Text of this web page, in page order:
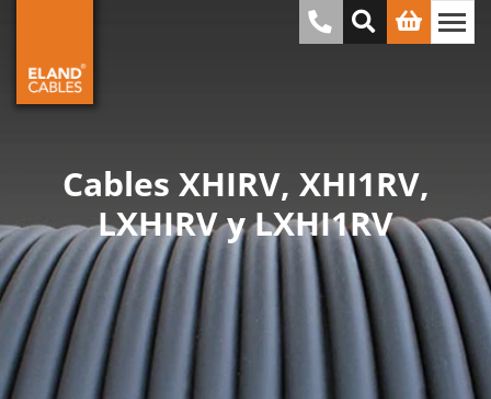
Cables XHIRV, XHI1RV,
LXHIRV y LXHI1RV